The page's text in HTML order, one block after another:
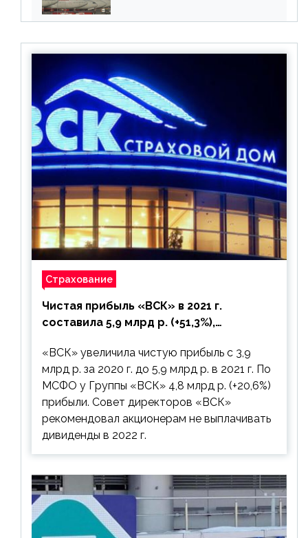
Страхование
Чистая прибыль «ВСК» в 2021 г.
составила 5,9 млрд р. (+51,3%),
выплачивать
«ВСК» увеличила чистую прибыль с 3,9
млрд р. за 2020 г. до 5,9 млрд р. в 2021 г. По
МСФО у Группы «ВСК» 4,8 млрд р. (+20,6%)
прибыли. Совет директоров «ВСК»
рекомендовал акционерам не выплачивать
дивиденды в 2022 г.